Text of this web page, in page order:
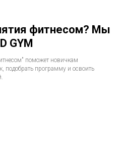
фитнесом? Мы
GYM
поможет новичкам
подобрать программу и освоить